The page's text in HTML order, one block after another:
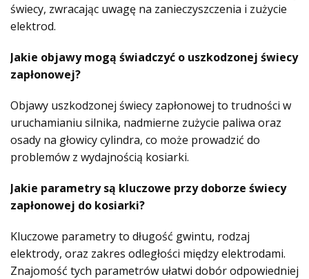
świecy, zwracając uwagę na zanieczyszczenia i zużycie
elektrod.
Jakie objawy mogą świadczyć o uszkodzonej świecy
zapłonowej?
Objawy uszkodzonej świecy zapłonowej to trudności w
uruchamianiu silnika, nadmierne zużycie paliwa oraz
osady na głowicy cylindra, co może prowadzić do
problemów z wydajnością kosiarki.
Jakie parametry są kluczowe przy doborze świecy
zapłonowej do kosiarki?
Kluczowe parametry to długość gwintu, rodzaj
elektrody, oraz zakres odległości między elektrodami.
Znajomość tych parametrów ułatwi dobór odpowiedniej